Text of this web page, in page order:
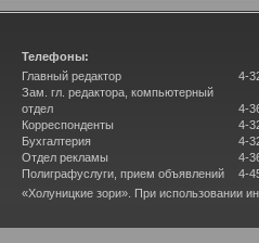
Телефоны:
Главный редактор
Зам. гл. редактора, компьютерный
отдел
Корреспонденты
Бухгалтерия
Отдел рекламы
Полиграфуслуги, прием объявлений
4-
4-
4-
4-
4-
4-
«Холуницкие зори». При использовании